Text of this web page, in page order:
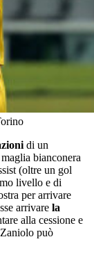
di un
bianconera
(oltre un gol
livello e di
per arrivare
arrivare la
alla cessione e
può